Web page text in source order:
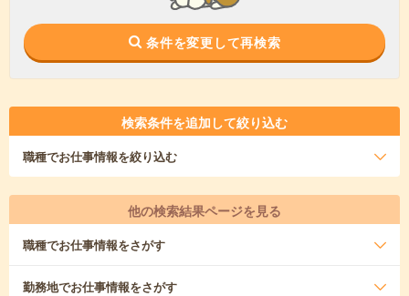
条件を変更して再検索
検索条件を追加して絞り込む
職種でお仕事情報を絞り込む
他の検索結果ページを見る
職種でお仕事情報をさがす
勤務地でお仕事情報をさがす